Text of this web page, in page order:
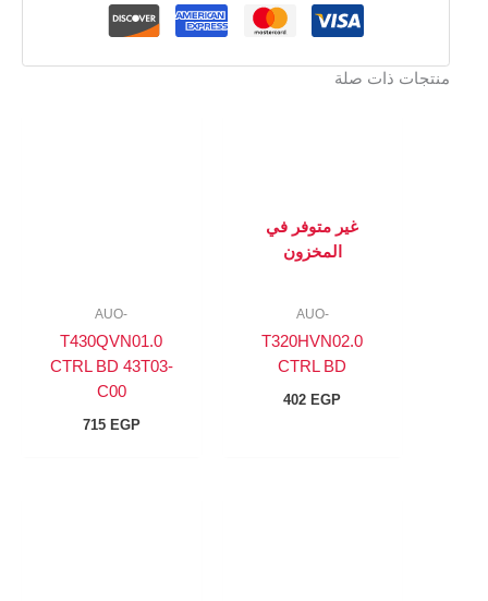
منتجات ذات صلة
غير متوفر في
المخزون
-AUO
T320HVN02.0
CTRL BD
402 EGP
-AUO
T430QVN01.0
CTRL BD 43T03-
C00
715 EGP